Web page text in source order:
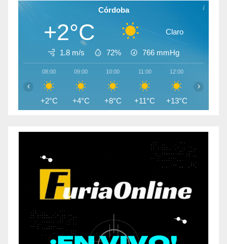
Córdoba
+2°C Claro
1.8 m/s 72% 766 mmHg
08:00
+2°C
09:00
+4°C
10:00
+8°C
11:00
+11°C
12:00
+13°C
‹ ›